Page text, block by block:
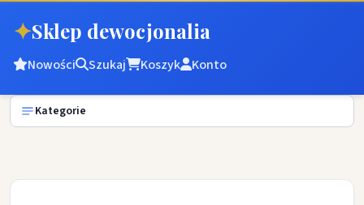
✦Sklep dewocjonalia
Nowości Szukaj Koszyk Konto
Kategorie